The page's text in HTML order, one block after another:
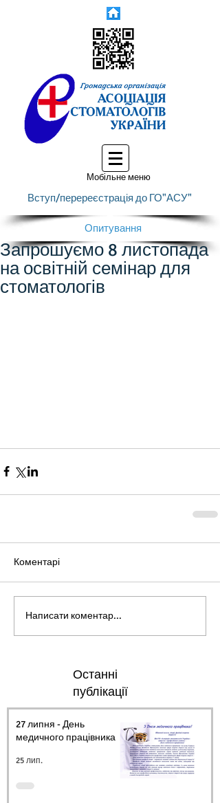
Мобільне меню
Вступ/перереєстрація до ГО"АСУ"
Опитування
Запрошуємо 8 листопада
на освітній семінар для
стоматологів
Коментарі
Написати коментар...
Останні
публікації
27 липня - День
медичного працівника.
25 лип.